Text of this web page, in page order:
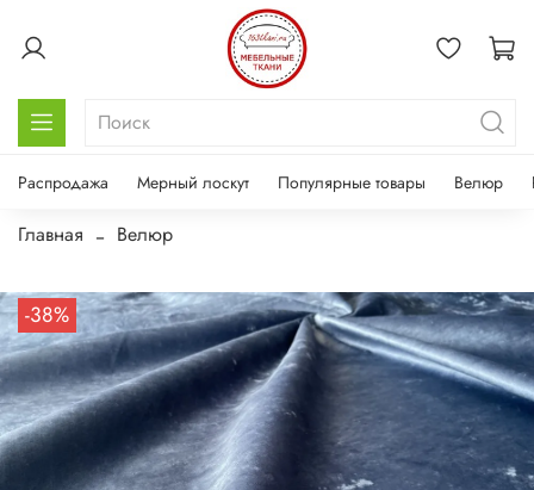
Распродажа Мерный лоскут Популярные товары Велюр
Главная Велюр
-38%